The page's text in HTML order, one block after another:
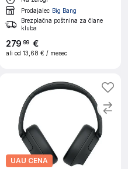
Prodajalec Big Bang
Brezplačna poštnina za člane
kluba
279 99 €
ali od 13,68 € / mesec
UAU CENA